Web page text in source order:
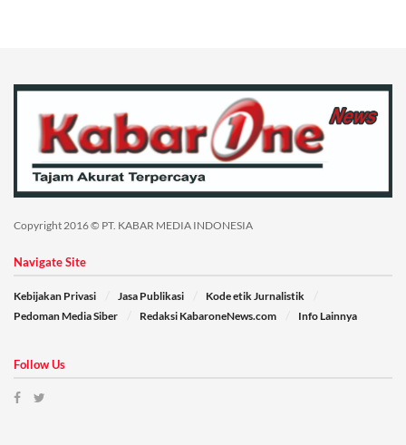
Copyright 2016 © PT. KABAR MEDIA INDONESIA
Navigate Site
Kebijakan Privasi Jasa Publikasi
Kode etik Jurnalistik
Pedoman Media Siber
Redaksi KabaroneNews.com Info Lainnya
Follow Us